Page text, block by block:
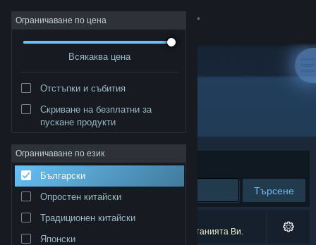
Вписване
Относно
Поддръжка
Смяна на езика
Ограничаване по цена
Всякаква цена
Отстъпки и събития
Скриване на безплатни за
пускане продукти
Ограничаване по език
Български
Опростен китайски
Традиционен китайски
Японски
Разработчик: MadoWorks
Сортиране по Съответстване
Търсене
0 резултата съответстват на търсенето Ви.
2 заглавия бяха изключени спрямо предпочитанията Ви.